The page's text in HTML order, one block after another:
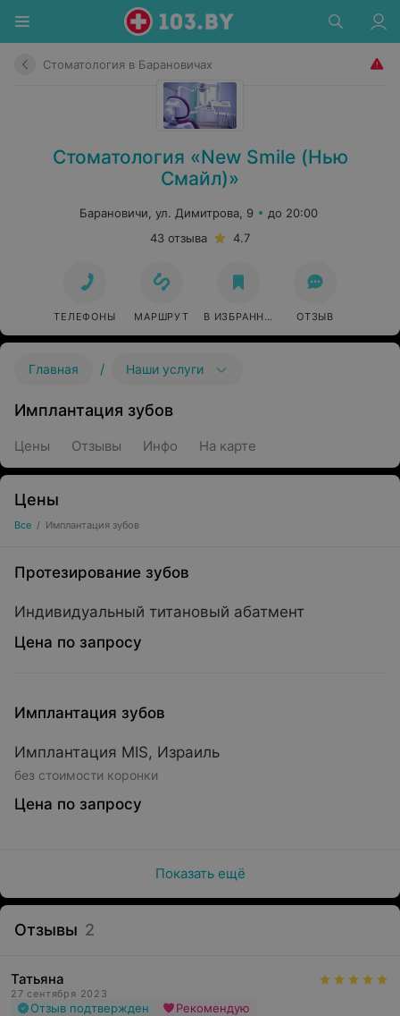
Стоматология в Барановичах
Стоматология «New Smile (Нью
Смайл)»
Барановичи, ул. Димитрова, 9
до 20:00
43 отзыва
4.7
ТЕЛЕФОНЫ МАРШРУТ В ИЗБРАННОЕ ОТЗЫВ
Главная / Наши услуги
Имплантация зубов
Цены Отзывы Инфо На карте
Цены
Все / Имплантация зубов
Протезирование зубов
Индивидуальный титановый абатмент
Цена по запросу
Имплантация зубов
Имплантация MIS, Израиль
без стоимости коронки
Цена по запросу
Показать ещё
Отзывы 2
Татьяна
27 сентября 2023
Отзыв подтвержден Рекомендую